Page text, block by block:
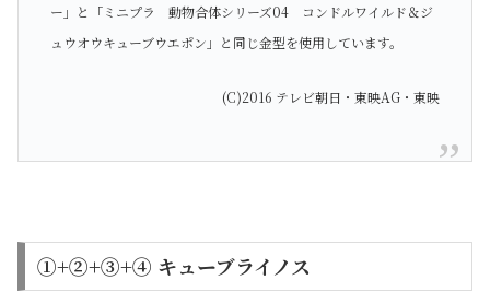
ー」と「ミニプラ 動物合体シリーズ04 コンドルワイルド＆ジ
ュウオウキューブウエポン」と同じ金型を使用しています。
(C)2016 テレビ朝日・東映AG・東映
①+②+③+④ キューブライノス